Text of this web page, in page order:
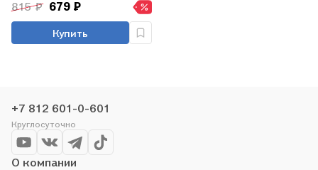
815 ₽ 679 ₽
Купить
+7 812 601-0-601
Круглосуточно
О компании